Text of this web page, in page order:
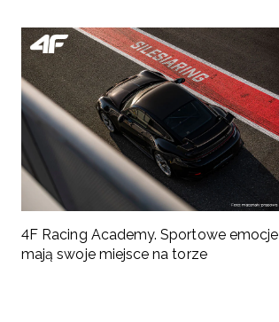
4F Racing Academy. Sportowe emocje
mają swoje miejsce na torze